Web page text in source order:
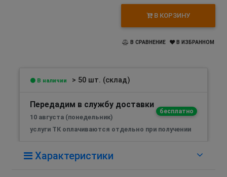
В КОРЗИНУ
В СРАВНЕНИЕ В ИЗБРАННОМ
В наличии > 50 шт. (склад)
Передадим в службу доставки
бесплатно
10 августа (понедельник)
услуги ТК оплачиваются отдельно при получении
Характеристики